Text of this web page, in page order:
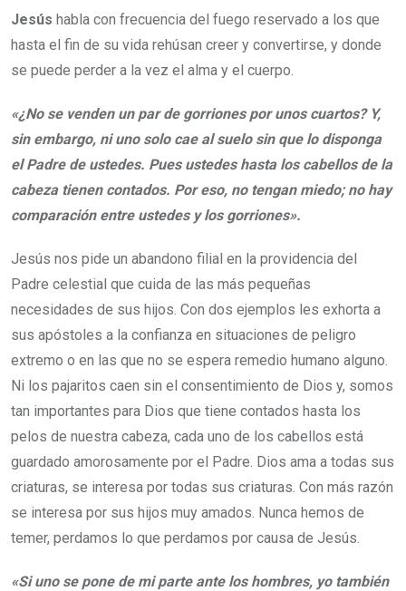
Jesús habla con frecuencia del fuego reservado a los que
hasta el fin de su vida rehúsan creer y convertirse, y donde
se puede perder a la vez el alma y el cuerpo.
«¿No se venden un par de gorriones por unos cuartos? Y,
sin embargo, ni uno solo cae al suelo sin que lo disponga
el Padre de ustedes. Pues ustedes hasta los cabellos de la
cabeza tienen contados. Por eso, no tengan miedo; no hay
comparación entre ustedes y los gorriones».
Jesús nos pide un abandono filial en la providencia del
Padre celestial que cuida de las más pequeñas
necesidades de sus hijos. Con dos ejemplos les exhorta a
sus apóstoles a la confianza en situaciones de peligro
extremo o en las que no se espera remedio humano alguno.
Ni los pajaritos caen sin el consentimiento de Dios y, somos
tan importantes para Dios que tiene contados hasta los
pelos de nuestra cabeza, cada uno de los cabellos está
guardado amorosamente por el Padre. Dios ama a todas sus
criaturas, se interesa por todas sus criaturas. Con más razón
se interesa por sus hijos muy amados. Nunca hemos de
temer, perdamos lo que perdamos por causa de Jesús.
«Si uno se pone de mi parte ante los hombres, yo también